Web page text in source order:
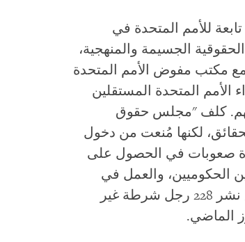
للأمم المتحدة في
الانتهاكات الحقوقية الجسيمة والمنهجية،
مكتب مفوض الأمم المتحدة
المتحدة المستقلين
كلف "مجلس حقوق
لكنها مُنعت من دخول
صعوبات في الحصول على
الحكوميين، والعمل في
البلاد. كما استمرت السلطات البوروندية في رفض نشر 228 رجل شرطة غير
الماضي.